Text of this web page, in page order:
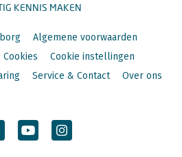
KENNIS MAKEN
Algemene voorwaarden
Cookies
Cookie instellingen
Service & Contact Over ons